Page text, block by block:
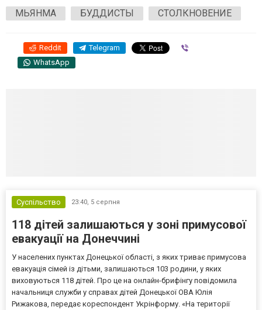
МЬЯНМА
БУДДИСТЫ СТОЛКНОВЕНИЕ
Reddit Telegram
WhatsApp
Суспільство 23:40, 5 серпня
118 дітей залишаються у зоні примусової
евакуації на Донеччині
У населених пунктах Донецької області, з яких триває примусова
евакуація сімей із дітьми, залишаються 103 родини, у яких
виховуються 118 дітей. Про це на онлайн-брифінгу повідомила
начальниця служби у справах дітей Донецької ОВА Юлія
Рижакова, передає кореспондент Укрінформу. «На території